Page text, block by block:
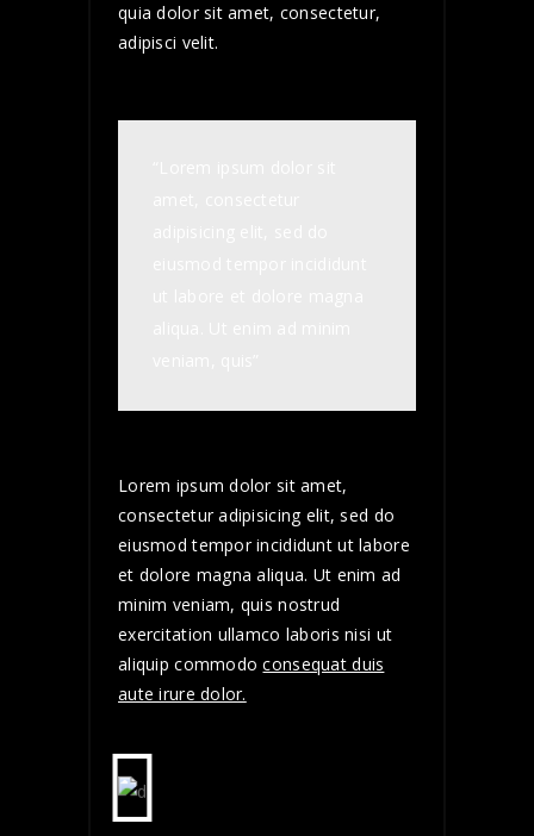
quia dolor sit amet, consectetur,
adipisci velit.
Lorem ipsum dolor sit amet,
consectetur adipisicing elit, sed do
eiusmod tempor incididunt ut labore
et dolore magna aliqua. Ut enim ad
minim veniam, quis nostrud
exercitation ullamco laboris nisi ut
aliquip commodoconsequat duis
aute irure dolor.